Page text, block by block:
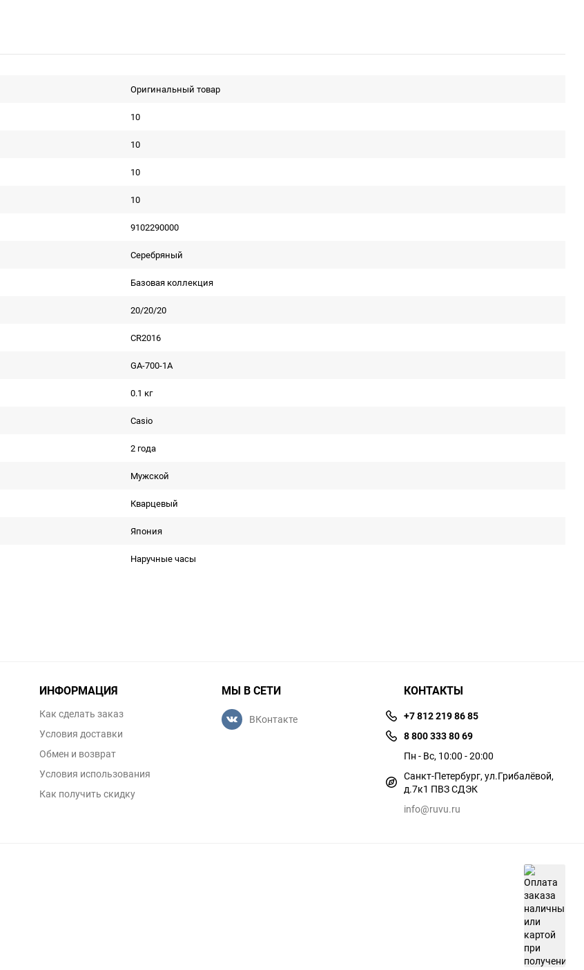
Оригинальный товар
10
10
10
10
9102290000
Серебряный
Базовая коллекция
20/20/20
CR2016
GA-700-1A
0.1 кг
Casio
2 года
Мужской
Кварцевый
Япония
Наручные часы
ИНФОРМАЦИЯ
Как сделать заказ
Условия доставки
Обмен и возврат
Условия использования
Как получить скидку
МЫ В СЕТИ
ВКонтакте
КОНТАКТЫ
+7 812 219 86 85
8 800 333 80 69
Пн - Вс, 10:00 - 20:00
Санкт-Петербург, ул.​​Грибалёвой,
д.7к1 ПВЗ СДЭК
info@ruvu.ru